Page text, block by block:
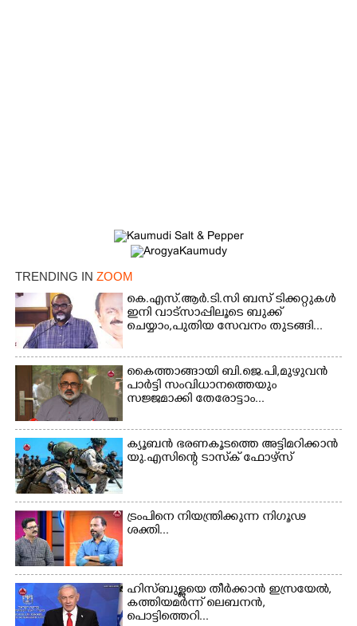
TRENDING IN ZOOM
കെ.എസ്.ആർ.ടി.സി ബസ് ടിക്കറ്റുകൾ
ഇനി വാട്സാപ്പിലൂടെ ബുക്ക്
ചെയ്യാം,പുതിയ സേവനം തുടങ്ങി...
കൈത്താങ്ങായി ബി.ജെ.പി,മുഴുവൻ
പാർട്ടി സംവിധാനത്തെയും
സജ്ജമാക്കി തേരോട്ടാം...
ക്യൂബൻ ഭരണകൂടത്തെ അട്ടിമറിക്കാൻ
യു.എസിന്റെ ടാസ്‌ക് ഫോഴ്സ്
ട്രംപിനെ നിയന്ത്രിക്കുന്ന നിഗൂഢ
ശക്തി...
ഹിസ്ബുള്ളയെ തീർക്കാൻ ഇസ്രയേൽ,
കത്തിയമർന്ന് ലെബനൻ,
പൊട്ടിത്തെറി...
Copy Link